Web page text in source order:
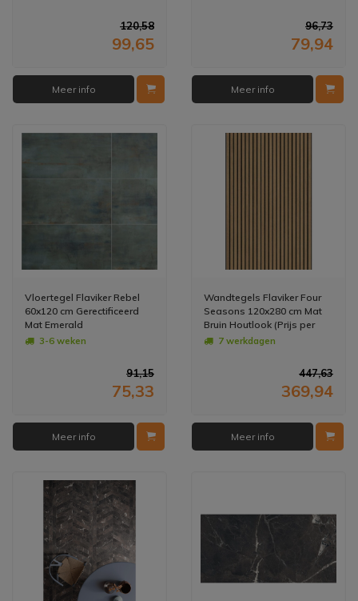
120,58
99,65
Meer info
96,73
79,94
Meer info
Vloertegel Flaviker Rebel
60x120 cm Gerectificeerd
Mat Emerald
3-6 weken
91,15
75,33
Meer info
Wandtegels Flaviker Four
Seasons 120x280 cm Mat
Bruin Houtlook (Prijs per
M2)7 werkdagen
447,63
369,94
Meer info